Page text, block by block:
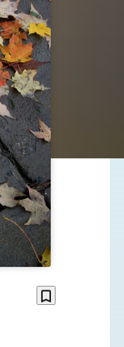
bookmark_border